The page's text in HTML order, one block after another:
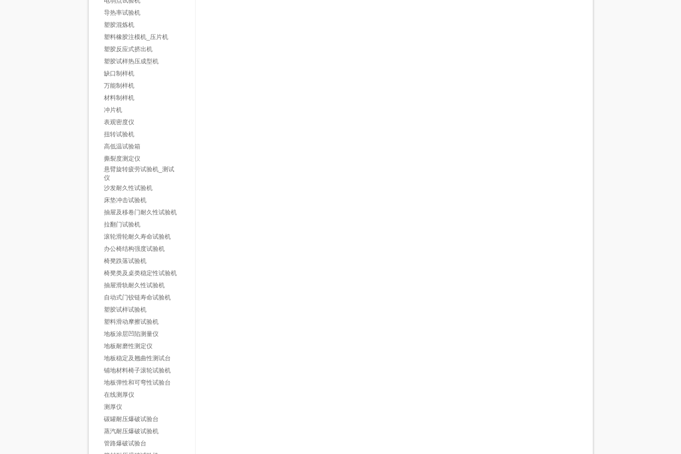
导热率试验机
塑胶混炼机
塑料橡胶注模机_压片机
塑胶反应式挤出机
塑胶试样热压成型机
缺口制样机
万能制样机
材料制样机
冲片机
表观密度仪
扭转试验机
高低温试验箱
撕裂度测定仪
悬臂旋转疲劳试验机_测试
仪
沙发耐久性试验机
床垫冲击试验机
抽屉及移卷门耐久性试验机
拉翻门试验机
滚轮滑轮耐久寿命试验机
办公椅结构强度试验机
椅凳跌落试验机
椅凳类及桌类稳定性试验机
抽屉滑轨耐久性试验机
自动式门铰链寿命试验机
塑胶试样试验机
塑料滑动摩擦试验机
地板涂层凹陷测量仪
地板耐磨性测定仪
地板稳定及翘曲性测试台
铺地材料椅子滚轮试验机
地板弹性和可弯性试验台
在线测厚仪
测厚仪
碳罐耐压爆破试验台
蒸汽耐压爆破试验机
管路爆破试验台